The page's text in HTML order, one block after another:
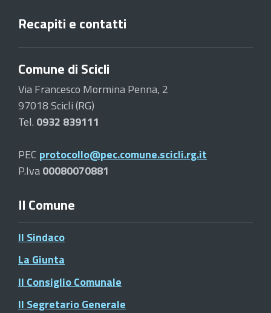
Recapiti e contatti
Comune di Scicli
Via Francesco Mormina Penna, 2
97018 Scicli (RG)
Tel. 0932 839111
PEC protocollo@pec.comune.scicli.rg.it
P.Iva00080070881
Il Comune
Il Sindaco
La Giunta
Il Consiglio Comunale
Il Segretario Generale